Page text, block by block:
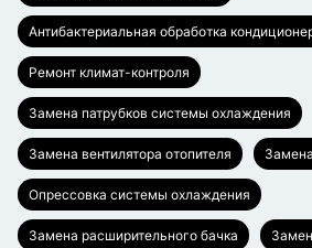
Антибактериальная обработка
Ремонт климат-контроля
Замена патрубков системы охлаждения
Замена вентилятора отопителя
Опрессовка системы охлаждения
Замена расширительного бачка